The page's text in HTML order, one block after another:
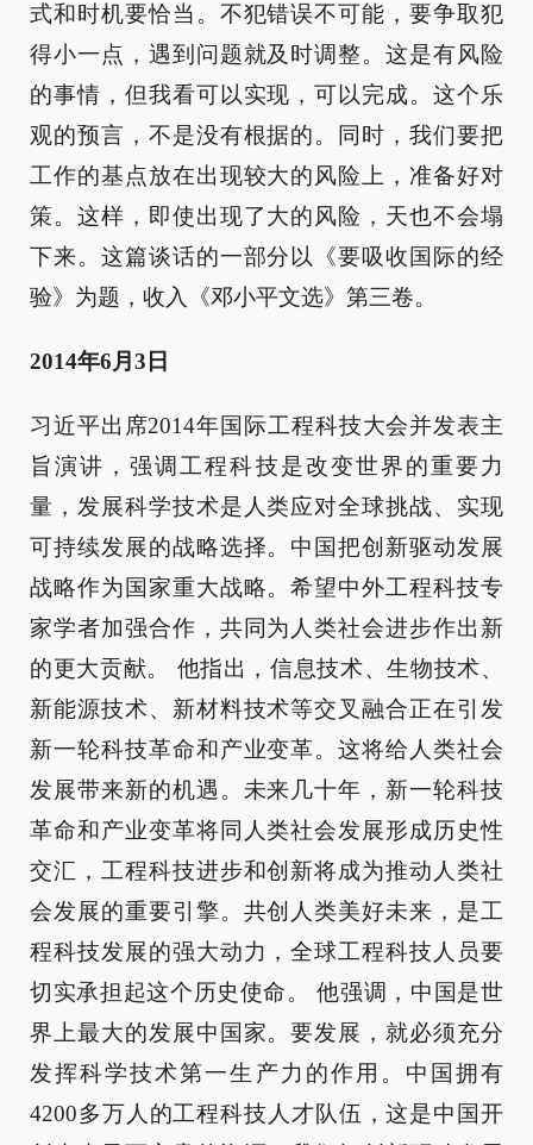
式和时机要恰当。不犯错误不可能，要争取犯
得小一点，遇到问题就及时调整。这是有风险
的事情，但我看可以实现，可以完成。这个乐
观的预言，不是没有根据的。同时，我们要把
工作的基点放在出现较大的风险上，准备好对
策。这样，即使出现了大的风险，天也不会塌
下来。这篇谈话的一部分以《要吸收国际的经
验》为题，收入《邓小平文选》第三卷。
2014年6月3日
习近平出席2014年国际工程科技大会并发表主
旨演讲，强调工程科技是改变世界的重要力
量，发展科学技术是人类应对全球挑战、实现
可持续发展的战略选择。中国把创新驱动发展
战略作为国家重大战略。希望中外工程科技专
家学者加强合作，共同为人类社会进步作出新
的更大贡献。 他指出，信息技术、生物技术、
新能源技术、新材料技术等交叉融合正在引发
新一轮科技革命和产业变革。这将给人类社会
发展带来新的机遇。未来几十年，新一轮科技
革命和产业变革将同人类社会发展形成历史性
交汇，工程科技进步和创新将成为推动人类社
会发展的重要引擎。共创人类美好未来，是工
程科技发展的强大动力，全球工程科技人员要
切实承担起这个历史使命。 他强调，中国是世
界上最大的发展中国家。要发展，就必须充分
发挥科学技术第一生产力的作用。中国拥有
4200多万人的工程科技人才队伍，这是中国开